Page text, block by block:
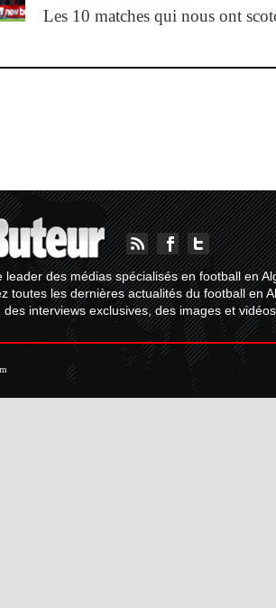
Les 10 matches qui nous ont
leader des médias spécialisés en football en
toutes les dernières actualités du football en
interviews exclusives, des images et